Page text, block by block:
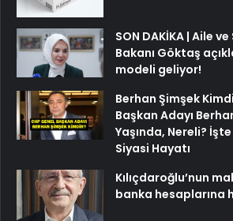
SON DAKİKA | Aile
Bakanı Göktaş
modeli geliyor!
Berhan Şimşek
Başkan Adayı
Yaşında, Nereli?
Siyasi Hayatı
Kılıçdaroğlu’nun
banka hesaplarına